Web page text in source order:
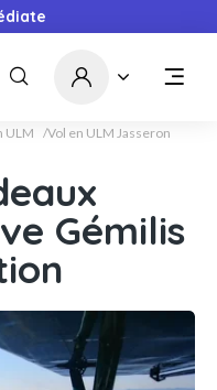
ULM Vol en ULM Jasseron
Gémilis